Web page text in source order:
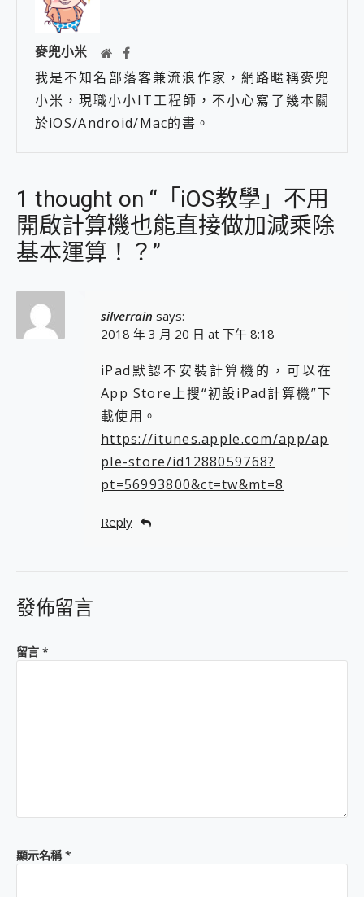
麥兜小米
我是不知名部落客兼流浪作家，網路暱稱麥兜
小米，現職小小IT工程師，不小心寫了幾本關
於iOS/Android/Mac的書。
1 thought on “「iOS教學」不用
開啟計算機也能直接做加減乘除
基本運算！？”
silverrain says:
2018 年 3 月 20 日 at 下午 8:18
iPad默認不安裝計算機的，可以在
App Store上搜“初設iPad計算機”下
載使用。
https://itunes.apple.com/app/ap
ple-store/id1288059768?
pt=56993800&ct=tw&mt=8
Reply
發佈留言
留言 *
顯示名稱*